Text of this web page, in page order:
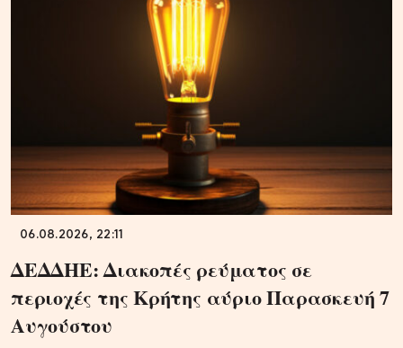
06.08.2026, 22:11
ΔΕΔΔΗΕ: Διακοπές ρεύματος σε
περιοχές της Κρήτης αύριο Παρασκευή 7
Αυγούστου